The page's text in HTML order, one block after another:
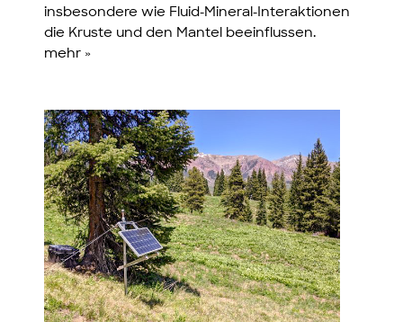
insbesondere wie Fluid-Mineral-Interaktionen
die Kruste und den Mantel beeinflussen.
mehr »